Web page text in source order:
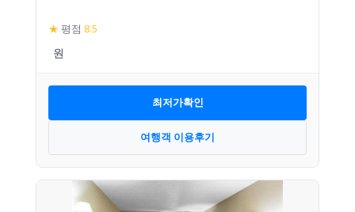
★ 평점 8.5
최저가확인
여행객 이용후기